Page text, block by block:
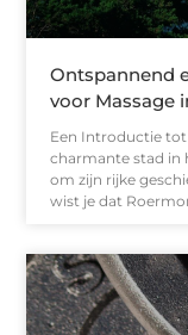
Ontspannend
voor Massage
Een Introductie tot
charmante stad in
om zijn rijke
wist je dat